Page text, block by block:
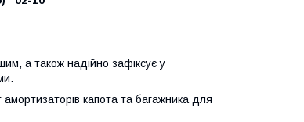
а також надійно зафіксує у
капота та багажника для